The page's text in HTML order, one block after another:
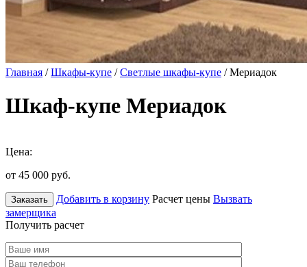
Главная /Шкафы-купе /Светлые шкафы-купе / Мериадок
Шкаф-купе Мериадок
Цена:
от 45 000 руб.
Заказать Добавить в корзину Расчет цены Вызвать
замерщика
Получить расчет